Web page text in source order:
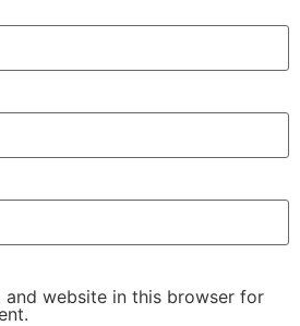
and website in this browser for